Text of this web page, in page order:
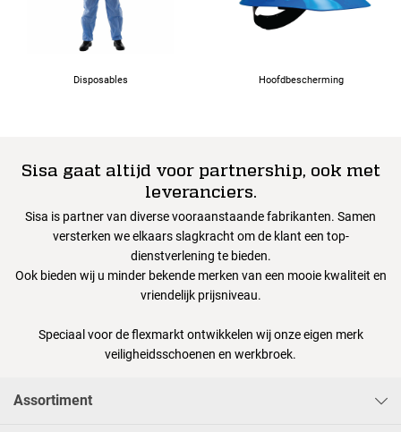
Disposables Hoofdbescherming
Sisa gaat altijd voor partnership, ook met
leveranciers.
Sisa is partner van diverse vooraanstaande fabrikanten. Samen
versterken we elkaars slagkracht om de klant een top-
dienstverlening te bieden.
Ook bieden wij u minder bekende merken van een mooie kwaliteit en
vriendelijk prijsniveau.
Speciaal voor de flexmarkt ontwikkelen wij onze eigen merk
veiligheidsschoenen en werkbroek.
Assortiment